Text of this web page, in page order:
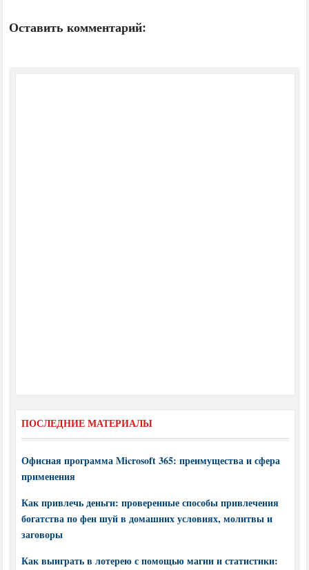
Оставить комментарий:
ПОСЛЕДНИЕ МАТЕРИАЛЫ
Офисная программа Microsoft 365: преимущества и сфера
применения
Как привлечь деньги: проверенные способы привлечения
богатства по фен шуй в домашних условиях, молитвы и
заговоры
Как выиграть в лотерею с помощью магии и статистики: